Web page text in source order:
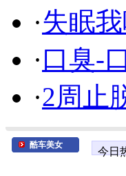
·失眠
·口臭-
·2周止
酷车美女
今日